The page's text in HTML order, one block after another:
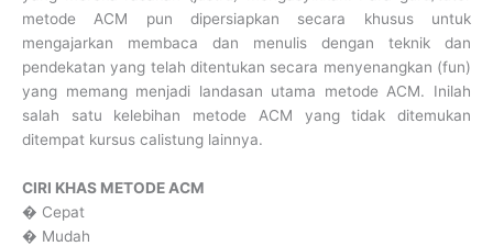
metode ACM pun dipersiapkan secara khusus untuk
mengajarkan membaca dan menulis dengan teknik dan
pendekatan yang telah ditentukan secara menyenangkan (fun)
yang memang menjadi landasan utama metode ACM. Inilah
salah satu kelebihan metode ACM yang tidak ditemukan
ditempat kursus calistung lainnya.
CIRI KHAS METODE ACM
� Cepat
� Mudah